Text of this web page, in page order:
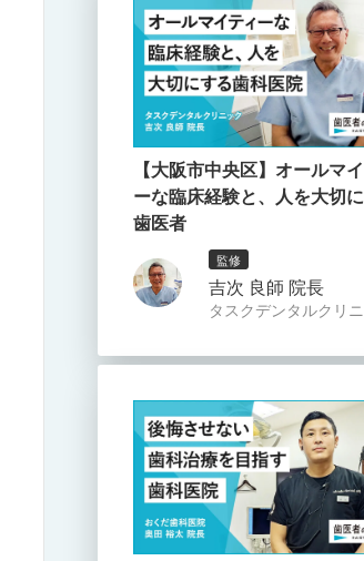
【大阪市中央区】オールマ
ーな臨床経験と、人を大切
歯医者
監修
吉次 良師 院長
タスクデンタルクリ